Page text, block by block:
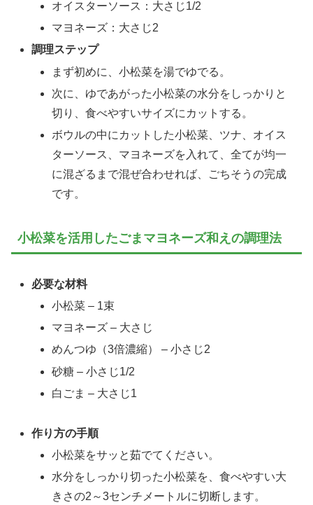
オイスターソース：大さじ1/2
マヨネーズ：大さじ2
調理ステップ
まず初めに、小松菜を湯でゆでる。
次に、ゆであがった小松菜の水分をしっかりと
切り、食べやすいサイズにカットする。
ボウルの中にカットした小松菜、ツナ、オイス
ターソース、マヨネーズを入れて、全てが均一
に混ざるまで混ぜ合わせれば、ごちそうの完成
です。
小松菜を活用したごまマヨネーズ和えの調理法
必要な材料
小松菜 – 1束
マヨネーズ – 大さじ
めんつゆ（3倍濃縮） – 小さじ2
砂糖 – 小さじ1/2
白ごま – 大さじ1
作り方の手順
小松菜をサッと茹でてください。
水分をしっかり切った小松菜を、食べやすい大
きさの2～3センチメートルに切断します。